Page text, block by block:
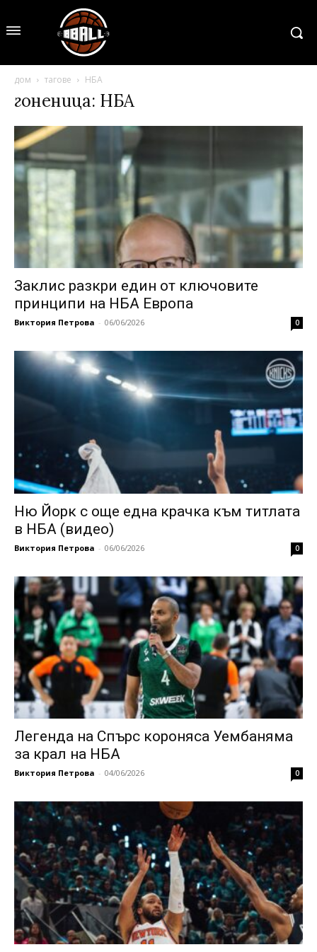
дом тагове НБА
гоненица: НБА
Заклис разкри един от ключовите
принципи на НБА Европа
Виктория Петрова - 06/06/2026 0
Ню Йорк с още една крачка към титлата
в НБА (видео)
Виктория Петрова - 06/06/2026 0
Легенда на Спърс короняса Уембаняма
за крал на НБА
Виктория Петрова - 04/06/2026 0